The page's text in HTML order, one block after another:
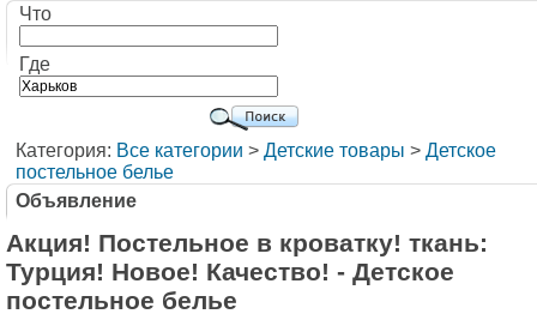
Что
Где
Категория: Все категории > Детские товары > Детское
постельное белье
Объявление
Акция! Постельное в кроватку! ткань:
Турция! Новое! Качество! - Детское
постельное белье